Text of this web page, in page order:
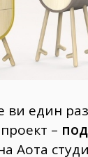
389
ви един
–
Аота